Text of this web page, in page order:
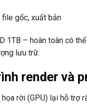
gốc, xuất bản
1TB – hoàn toàn có
lưu trữ.
render và
rời (GPU) lại hỗ trợ